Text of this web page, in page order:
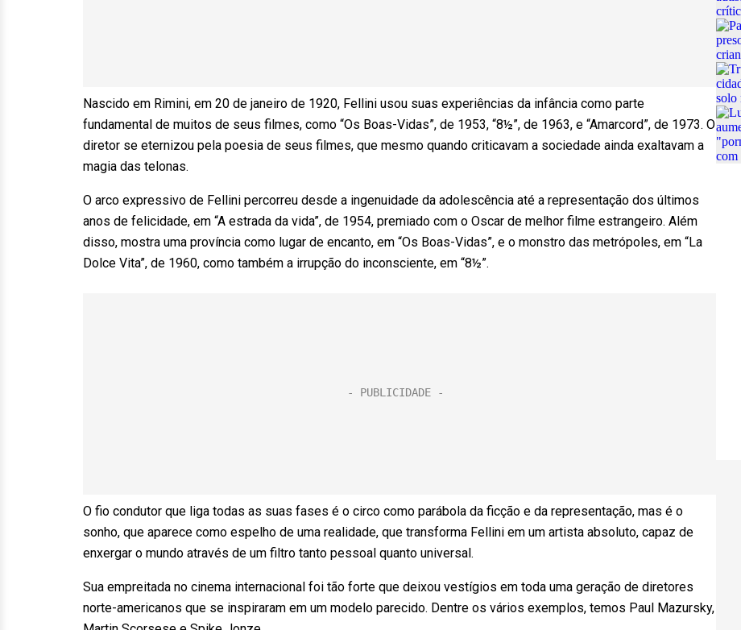
Nascido em Rimini, em 20 de janeiro de 1920, Fellini usou suas experiências da infância como parte
fundamental de muitos de seus filmes, como “Os Boas-Vidas”, de 1953, “8½”, de 1963, e “Amarcord”, de 1973. O
diretor se eternizou pela poesia de seus filmes, que mesmo quando criticavam a sociedade ainda exaltavam a
magia das telonas.
O arco expressivo de Fellini percorreu desde a ingenuidade da adolescência até a representação dos últimos
anos de felicidade, em “A estrada da vida”, de 1954, premiado com o Oscar de melhor filme estrangeiro. Além
disso, mostra uma província como lugar de encanto, em “Os Boas-Vidas”, e o monstro das metrópoles, em “La
Dolce Vita”, de 1960, como também a irrupção do inconsciente, em “8½”.
O fio condutor que liga todas as suas fases é o circo como parábola da ficção e da representação, mas é o
sonho, que aparece como espelho de uma realidade, que transforma Fellini em um artista absoluto, capaz de
enxergar o mundo através de um filtro tanto pessoal quanto universal.
Sua empreitada no cinema internacional foi tão forte que deixou vestígios em toda uma geração de diretores
norte-americanos que se inspiraram em um modelo parecido. Dentre os vários exemplos, temos Paul Mazursky,